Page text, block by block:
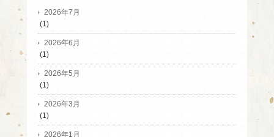
2026年7月
(1)
2026年6月
(1)
2026年5月
(1)
2026年3月
(1)
2026年1月